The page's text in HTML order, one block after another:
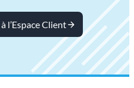
l’Espace Client